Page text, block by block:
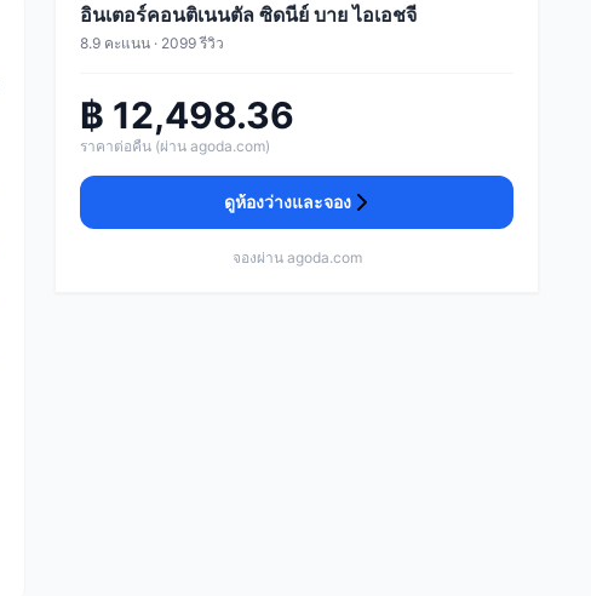
อินเตอร์คอนติเนนตัล ซิดนีย์ บาย ไอเอชจี
8.9 คะแนน · 2099 รีวิว
฿ 12,498.36
ราคาต่อคืน (ผ่าน agoda.com)
ดูห้องว่างและจอง
จองผ่าน agoda.com